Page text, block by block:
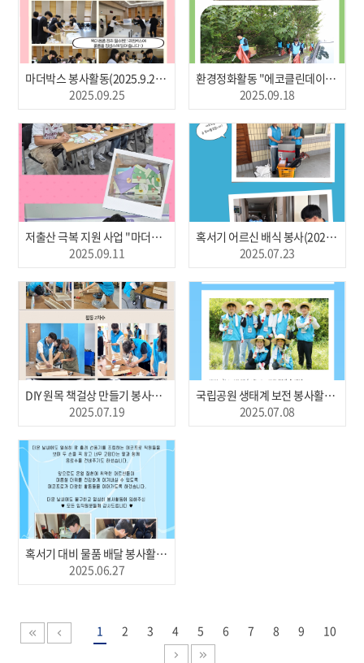
마더박스 봉사활동(2025.9.26, 포항)
2025.09.25
환경정화활동 "에코클린데이" (2025.09.18. 포항)
2025.09.18
저출산 극복 지원 사업 "마더박스"(2025.09.11, 청주)
2025.09.11
혹서기 어르신 배식 봉사(2025.07.23, 청주)
2025.07.23
DIY 원목 책걸상 만들기 봉사활동(2025.07.19, 포항)
2025.07.19
국립공원 생태계 보전 봉사활동 결과(2025.07.08, 청주)
2025.07.08
혹서기 대비 물품 배달 봉사활동(2025.06.27, 포항)
2025.06.27
1 2 3 4 5 6 7 8 9 10